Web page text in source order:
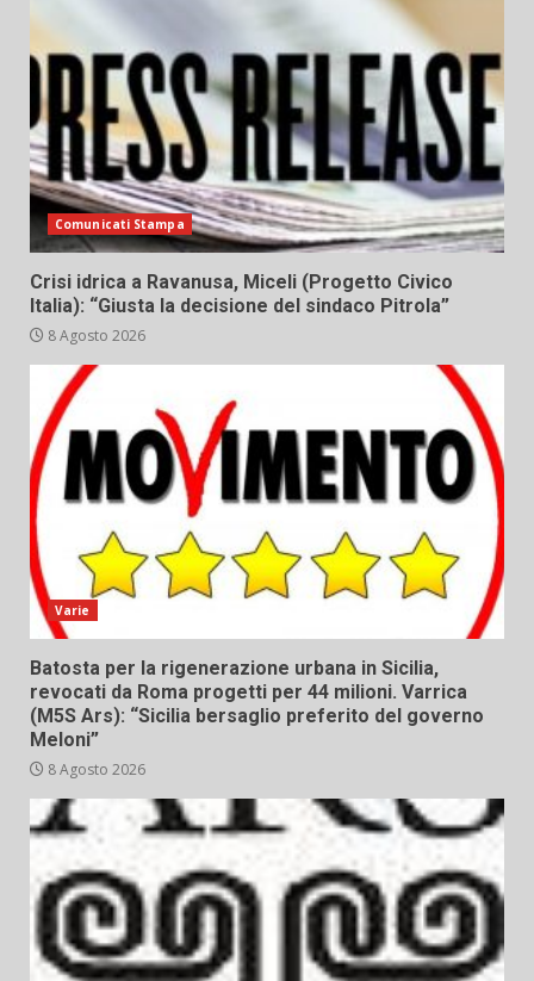
Comunicati Stampa
Crisi idrica a Ravanusa, Miceli (Progetto Civico
Italia): “Giusta la decisione del sindaco Pitrola”
8 Agosto 2026
Varie
Batosta per la rigenerazione urbana in Sicilia,
revocati da Roma progetti per 44 milioni. Varrica
(M5S Ars): “Sicilia bersaglio preferito del governo
Meloni”
8 Agosto 2026